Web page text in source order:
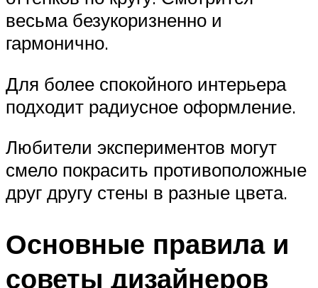
весьма безукоризненно и
гармонично.
Для более спокойного интерьера
подходит радиусное оформление.
Любители экспериментов могут
смело покрасить противоположные
друг другу стены в разные цвета.
Основные правила и
советы дизайнеров